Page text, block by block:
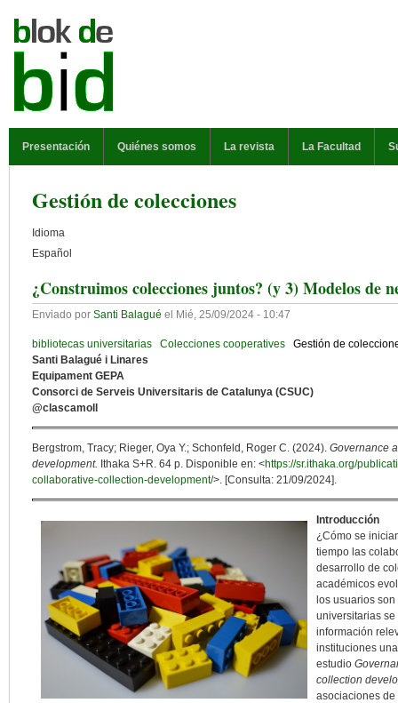
Presentación Quiénes somos La revista La Facultad
Gestión de colecciones
Idioma
Español
¿Construimos colecciones juntos? (y 3) Modelos de
Enviado por Santi Balagué el Mié, 25/09/2024 - 10:47
bibliotecas universitarias Colecciones cooperatives
Gestión de
Santi Balagué i Linares
Equipament GEPA
Consorci de Serveis Universitaris de Catalunya (CSUC)
@clascamoll
Bergstrom, Tracy; Rieger, Oya Y.; Schonfeld, Roger C. (2024). Governance
development. Ithaka S+R. 64 p. Disponible en: <https://sr.ithaka.org/
collaborative-collection-development/>. [Consulta: 21/09/2024].
Introducción
¿Cómo se
tiempo las
desarrollo de
académicos
los usuarios
universitarias
información
instituciones
estudio
collection
asociaciones